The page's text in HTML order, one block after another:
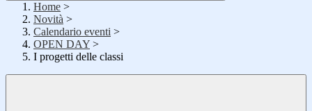
Home >
Novità >
Calendario eventi >
OPEN DAY >
I progetti delle classi